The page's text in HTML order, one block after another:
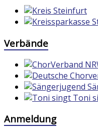
Verbände
Toni
Anmeldung